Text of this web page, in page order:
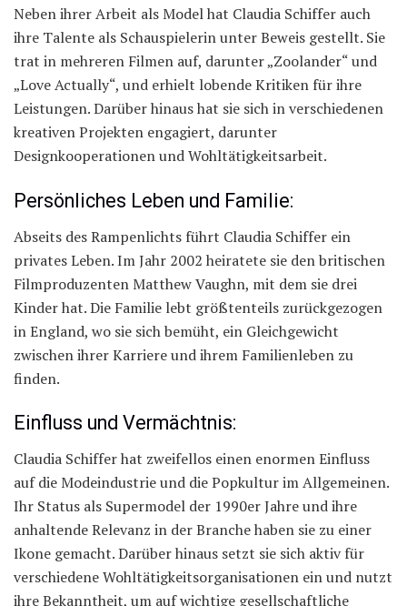
Neben ihrer Arbeit als Model hat Claudia Schiffer auch
ihre Talente als Schauspielerin unter Beweis gestellt. Sie
trat in mehreren Filmen auf, darunter „Zoolander“ und
„Love Actually“, und erhielt lobende Kritiken für ihre
Leistungen. Darüber hinaus hat sie sich in verschiedenen
kreativen Projekten engagiert, darunter
Designkooperationen und Wohltätigkeitsarbeit.
Persönliches Leben und Familie:
Abseits des Rampenlichts führt Claudia Schiffer ein
privates Leben. Im Jahr 2002 heiratete sie den britischen
Filmproduzenten Matthew Vaughn, mit dem sie drei
Kinder hat. Die Familie lebt größtenteils zurückgezogen
in England, wo sie sich bemüht, ein Gleichgewicht
zwischen ihrer Karriere und ihrem Familienleben zu
finden.
Einfluss und Vermächtnis:
Claudia Schiffer hat zweifellos einen enormen Einfluss
auf die Modeindustrie und die Popkultur im Allgemeinen.
Ihr Status als Supermodel der 1990er Jahre und ihre
anhaltende Relevanz in der Branche haben sie zu einer
Ikone gemacht. Darüber hinaus setzt sie sich aktiv für
verschiedene Wohltätigkeitsorganisationen ein und nutzt
ihre Bekanntheit, um auf wichtige gesellschaftliche